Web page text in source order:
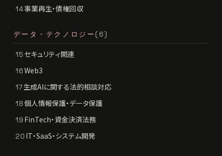
14事業再生・債権回収
データ・テクノロジー (6)
15セキュリティ関連
16Web3
17生成AIに関する法的相談対応
18個人情報保護・データ保護
19 FinTech・資金決済法務
20 IT・SaaS・システム開発